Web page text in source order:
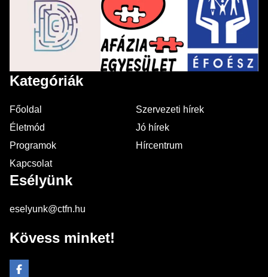
Kategóriák
Főoldal
Szervezeti hírek
Életmód
Jó hírek
Programok
Hírcentrum
Kapcsolat
Esélyünk
eselyunk@ctfn.hu
Kövess minket!